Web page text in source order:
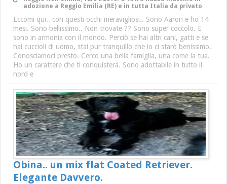
adozione a Reggio Emilia (RE) e in tutta Italia da privato
Eccomi qui.. con questi occhi meravigliosi.. Sono Aaron e ho 14
mesi. Sono bellissimo.. Non trovate ?? Sono super coccolo. E
sono in armonia con il mondo. Perciò se hai altri cani, gatti e se
hai cuccioli di uomo, stai pur tranquillo che io ci starò benissimo.
Conosciamoci presto. Cerco una bella famiglia, una come la tua.
Ho un carattere che ti conquisterá. Sono adottabile in tutto il
nord e
Obina.. un mix flat Coated Retriever.
Elegante Davvero.